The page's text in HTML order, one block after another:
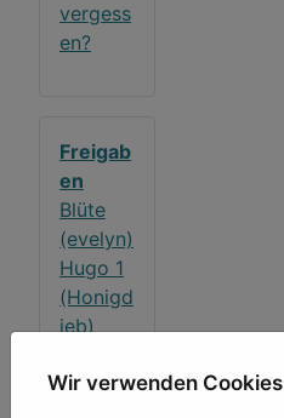
Wir verwenden Cookies
vergess
en?
Freigab
en
Blüte
(evelyn)
Hugo 1
(Honigd
ieb)
(Honigd